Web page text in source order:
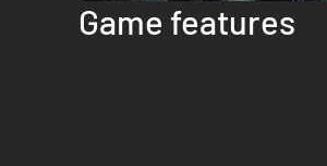
Game features